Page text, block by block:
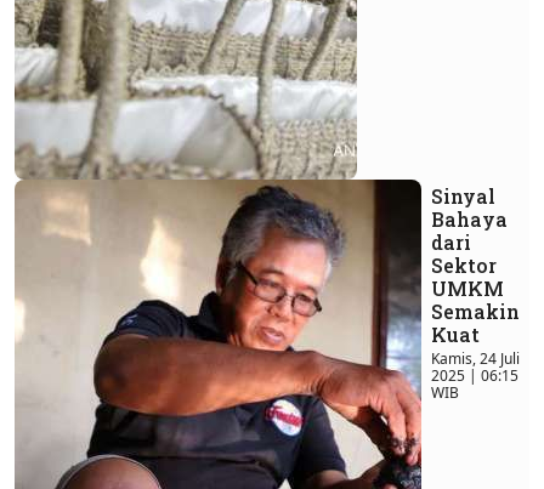
Sinyal
Bahaya
dari
Sektor
UMKM
Semakin
Kuat
Kamis, 24 Juli
2025 | 06:15
WIB